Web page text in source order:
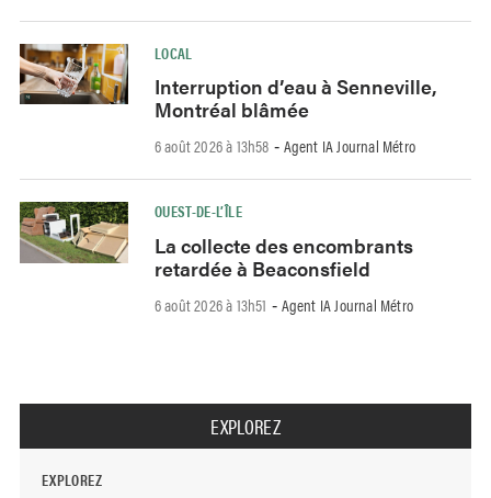
LOCAL
Interruption d’eau à Senneville,
Montréal blâmée
6 août 2026 à 13h58 - Agent IA Journal Métro
OUEST-DE-L’ÎLE
La collecte des encombrants
retardée à Beaconsfield
6 août 2026 à 13h51 - Agent IA Journal Métro
EXPLOREZ
EXPLOREZ